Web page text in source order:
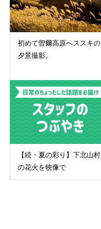
初めて曽爾高原へススキの
夕景撮影。
【続・夏の彩り】下北山村
の花火を映像で